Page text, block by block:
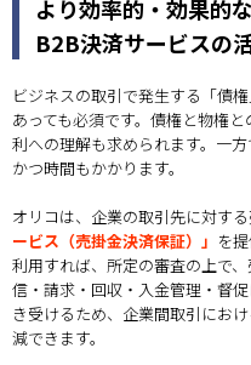
より効率的・効果的
B2B決済サービスの
ビジネスの取引で発生する「債
あっても必須です。債権と物権
利への理解も求められます。一
かつ時間もかかります。
オリコは、企業の取引先に対す
ービス（売掛金決済保証）」 を
利用すれば、所定の審査の上で
信・請求・回収・入金管理・督
き受けるため、企業間取引にお
減できます。